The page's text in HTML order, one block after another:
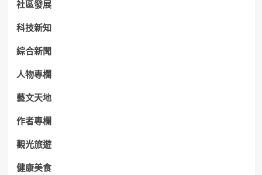
社區發展
科技新知
綜合新聞
人物專欄
藝文天地
作者專欄
觀光旅遊
健康美食